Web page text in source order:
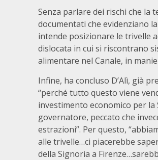
Senza parlare dei rischi che la
documentati che evidenziano
intende posizionare le trivelle
dislocata in cui si riscontrano
alimentare nel Canale, in
Infine, ha concluso D’Alì, già
“perché tutto questo viene
investimento economico per la
governatore, peccato che
estrazioni”. Per questo,
alle trivelle…ci piacerebbe
della Signoria a